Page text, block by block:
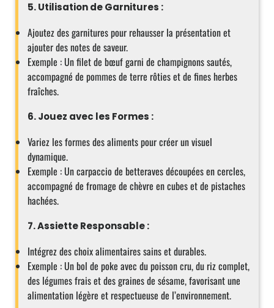
5. Utilisation de Garnitures :
Ajoutez des garnitures pour rehausser la présentation et
ajouter des notes de saveur.
Exemple : Un filet de bœuf garni de champignons sautés,
accompagné de pommes de terre rôties et de fines herbes
fraîches.
6. Jouez avec les Formes :
Variez les formes des aliments pour créer un visuel
dynamique.
Exemple : Un carpaccio de betteraves découpées en cercles,
accompagné de fromage de chèvre en cubes et de pistaches
hachées.
7. Assiette Responsable :
Intégrez des choix alimentaires sains et durables.
Exemple : Un bol de poke avec du poisson cru, du riz complet,
des légumes frais et des graines de sésame, favorisant une
alimentation légère et respectueuse de l’environnement.